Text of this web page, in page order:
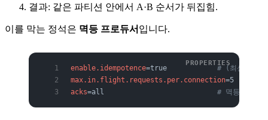
결과: 같은 파티션 안에서 A·B 순서가 뒤집힘.
이를 막는 정석은 멱등 프로듀서 입니다.
enable.idempotence=true # (최신 기본
max.in.flight.requests.per.connection=5
acks=all # 멱등성의 전